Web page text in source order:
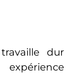
travaille dur